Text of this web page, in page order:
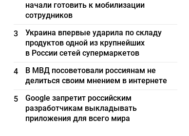
начали готовить к мобилизации
сотрудников
3
Украина впервые ударила по складу
продуктов одной из крупнейших
в России сетей супермаркетов
4
В МВД посоветовали россиянам не
делиться своим мнением в интернете
5
Google запретит российским
разработчикам выкладывать
приложения для всего мира